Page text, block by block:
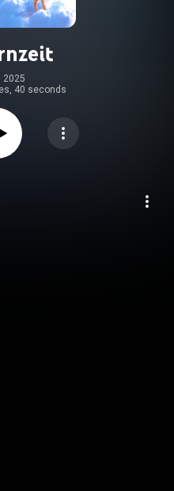
2025
40 seconds